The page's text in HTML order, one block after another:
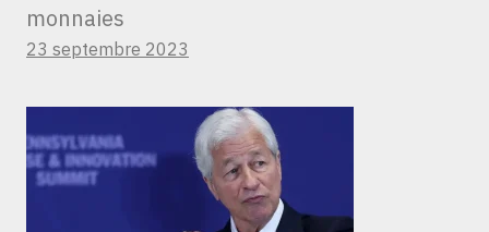
monnaies
23 septembre 2023